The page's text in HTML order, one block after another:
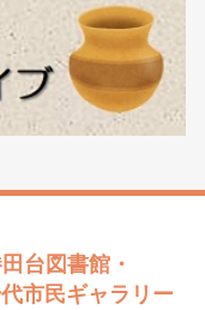
台図書館・
市民ギャラリー